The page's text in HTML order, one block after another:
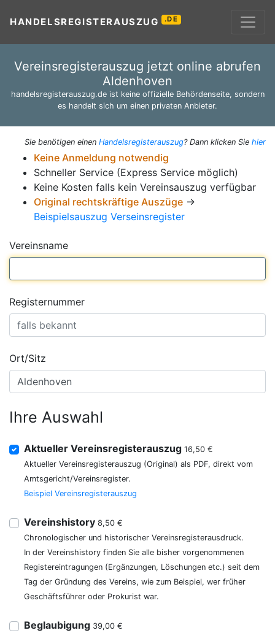
HANDELSREGISTERAUSZUG .DE
Vereinsregisterauszug jetzt online abrufen
Aldenhoven
handelsregisterauszug.de ist keine offizielle Behördenseite, sondern
es handelt sich um einen privaten Anbieter.
Sie benötigen einen Handelsregisterauszug? Dann klicken Sie hier
Keine Anmeldung notwendig
Schneller Service (Express Service möglich)
Keine Kosten falls kein Vereinsauszug verfügbar
Original rechtskräftige Auszüge →
Beispielsauszug Verseinsregister
Vereinsname
Registernummer
Ort/Sitz
Ihre Auswahl
Aktueller Vereinsregisterauszug 16,50 €
Aktueller Vereinsregisterauszug (Original) als PDF, direkt vom
Amtsgericht/Vereinsregister.
Beispiel Vereinsregisterauszug
Vereinshistory 8,50 €
Chronologischer und historischer Vereinsregisterausdruck.
In der Vereinshistory finden Sie alle bisher vorgenommenen
Registereintragungen (Ergänzungen, Löschungen etc.) seit dem
Tag der Gründung des Vereins, wie zum Beispiel, wer früher
Geschäftsführer oder Prokurist war.
Beglaubigung 39,00 €